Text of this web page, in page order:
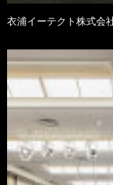
衣浦イーテクト株式会